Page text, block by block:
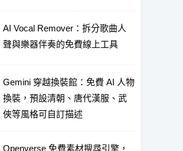
AI Vocal Remover：拆分歌曲人
聲與樂器伴奏的免費線上工具
Gemini 穿越換裝館：免費 AI 人物
換裝，預設清朝、唐代漢服、武
俠等風格可自訂描述
Openverse 免費素材搜尋引擎，